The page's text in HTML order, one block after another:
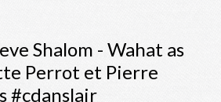
Shalom - Wahat as
Perrot et Pierre
#cdanslair